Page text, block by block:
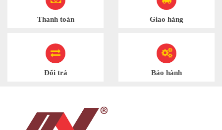
Thanh toán Giao hàng
Đổi trả Bảo hành